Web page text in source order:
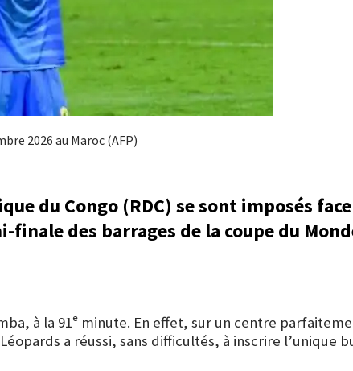
2026 au Maroc (AFP)
du Congo (RDC) se sont imposés
des barrages de la coupe du
à la 91ᵉ minute. En effet, sur un centre
a réussi, sans difficultés, à inscrire l’unique